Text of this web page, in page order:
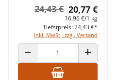
ERHÖHEN
20,77 €
24,43 €
16,96 €/1 kg
inkl. MwSt., zzgl. Versand
Tiefstpreis: 24,43 €*
ANZAHL VERRINGERN ANZAHL